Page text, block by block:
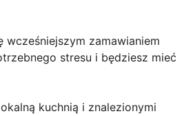
zamawianiem
stresu i będziesz mieć
kuchnią i znalezionymi